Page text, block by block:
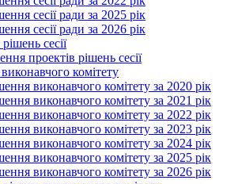
сесії ради за 2025 рік
сесії ради за 2026 рік
сесії
проектів рішень сесії
комітету
виконавчого комітету за 2020 рік
виконавчого комітету за 2021 рік
виконавчого комітету за 2022 рік
виконавчого комітету за 2023 рік
виконавчого комітету за 2024 рік
виконавчого комітету за 2025 рік
виконавчого комітету за 2026 рік